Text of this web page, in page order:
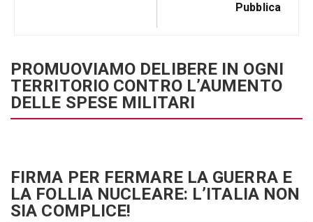
Pubblica
PROMUOVIAMO DELIBERE IN OGNI
TERRITORIO CONTRO L’AUMENTO
DELLE SPESE MILITARI
FIRMA PER FERMARE LA GUERRA E
LA FOLLIA NUCLEARE: L’ITALIA NON
SIA COMPLICE!